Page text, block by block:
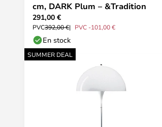
cm, DARK Plum – &Tradition
291,00 €
PVC392,00 € PVC -101,00 €
En stock
SUMMER DEAL